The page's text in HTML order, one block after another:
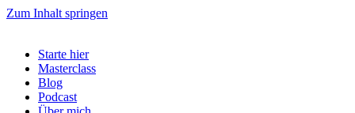
Zum Inhalt springen
Starte hier
Masterclass
Blog
Podcast